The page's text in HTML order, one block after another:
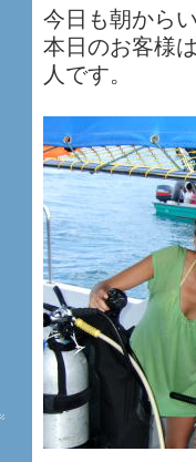
今日も朝から
本日のお客様
人です。